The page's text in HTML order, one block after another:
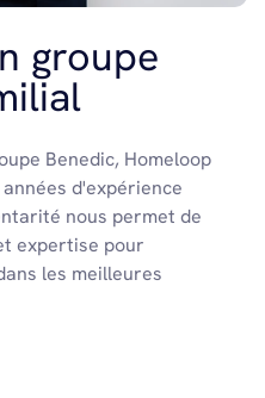
groupe
Benedic, Homeloop
d'expérience
nous permet de
expertise pour
les meilleures